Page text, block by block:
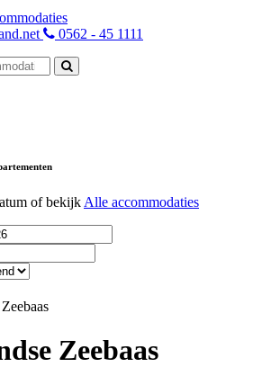
0562 - 45 1111
of bekijk Alle accommodaties
Zeebaas